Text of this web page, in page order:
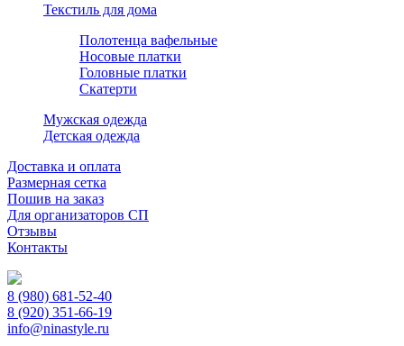
Текстиль для дома
Полотенца вафельные
Носовые платки
Головные платки
Скатерти
Мужская одежда
Детская одежда
Доставка и оплата
Размерная сетка
Пошив на заказ
Для организаторов СП
Отзывы
Контакты
8 (980) 681-52-40
8 (920) 351-66-19
info@ninastyle.ru